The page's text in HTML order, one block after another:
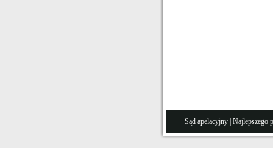
Sąd apelacyjny | Najlepszego